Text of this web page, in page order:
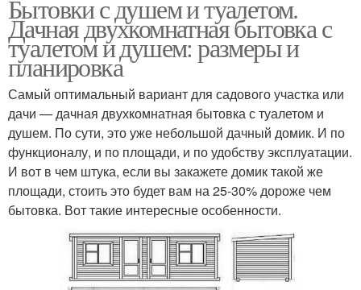
Бытовки с душем и туалетом.
Дачная двухкомнатная бытовка с
туалетом и душем: размеры и
планировка
Самый оптимальный вариант для садового участка или
дачи — дачная двухкомнатная бытовка с туалетом и
душем. По сути, это уже небольшой дачный домик. И по
функционалу, и по площади, и по удобству эксплуатации.
И вот в чем штука, если вы закажете домик такой же
площади, стоить это будет вам на 25-30% дороже чем
бытовка. Вот такие интересные особенности.